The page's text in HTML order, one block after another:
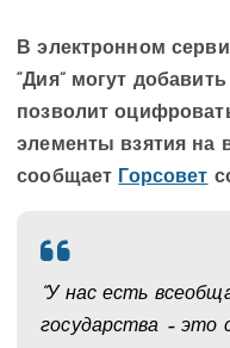
В электронном
“Дия” могут
позволит
элементы взятия на
сообщает
Горсовет
“У нас есть
государства – это